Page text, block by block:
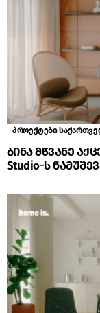
პროექტები
ბინა მწვანე
Studio-ს